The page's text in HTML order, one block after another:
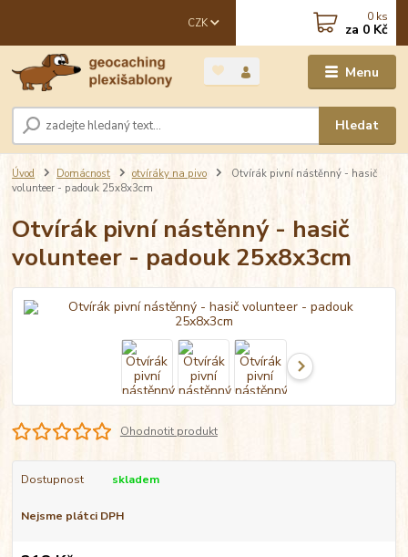
Menu
CZK
Hledat
0 ks
za 0 Kč
Úvod Domácnost otvíráky na pivo
Otvírák pivní nástěnný - hasič
volunteer - padouk 25x8x3cm
Otvírák pivní nástěnný - hasič
volunteer - padouk 25x8x3cm
Ohodnotit produkt
Dostupnost skladem
Nejsme plátci DPH